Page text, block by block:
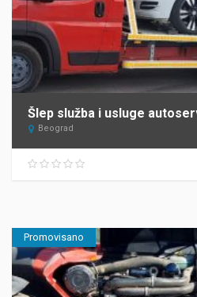
Šlep služba i usluge
Beograd
Promovisano